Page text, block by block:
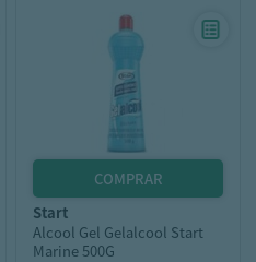
start
Alcool Gel Gelalcool Start
Marine 500G